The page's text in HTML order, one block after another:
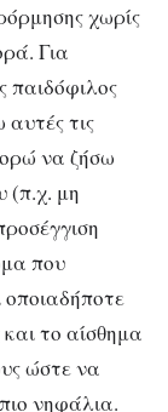
χωρίς
Για
παιδόφιλος
τις
να ζήσω
(π.χ. μη
που
οποιαδήποτε
το αίσθημα
ώστε να
νηφάλια.